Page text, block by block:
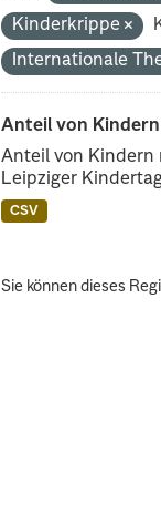
Kinderkrippe
Internationale
Anteil von
Anteil von
Leipziger
CSV
Sie können dieses